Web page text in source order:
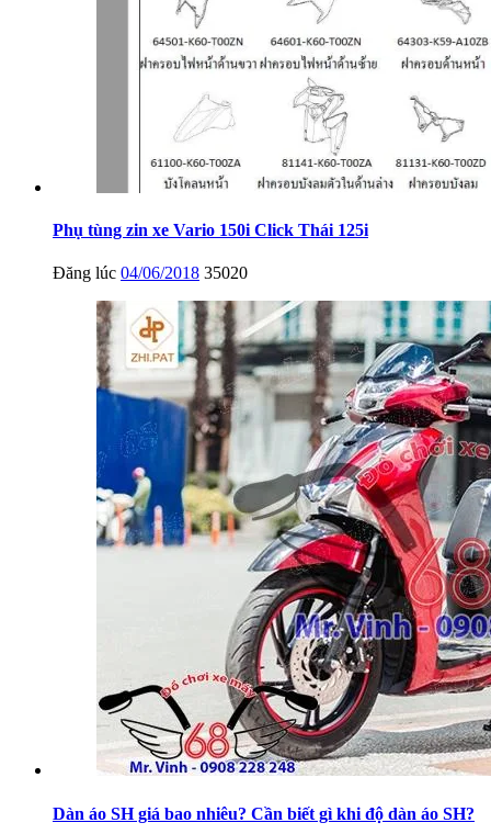
Phụ tùng zin xe Vario 150i Click Thái 125i
Đăng lúc 04/06/2018 35020
Dàn áo SH giá bao nhiêu? Cần biết gì khi độ dàn áo SH?